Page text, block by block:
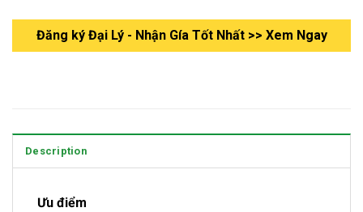
Đăng ký Đại Lý - Nhận Gía Tốt Nhất >> Xem Ngay
Description
Ưu điểm